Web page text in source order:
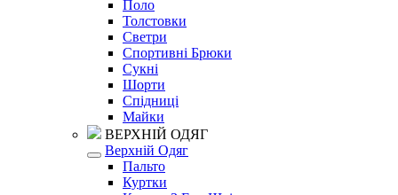
Поло
Толстовки
Светри
Спортивні Брюки
Сукні
Шорти
Спідниці
Майки
ВЕРХНІЙ ОДЯГ
Верхній Одяг
Пальто
Куртки